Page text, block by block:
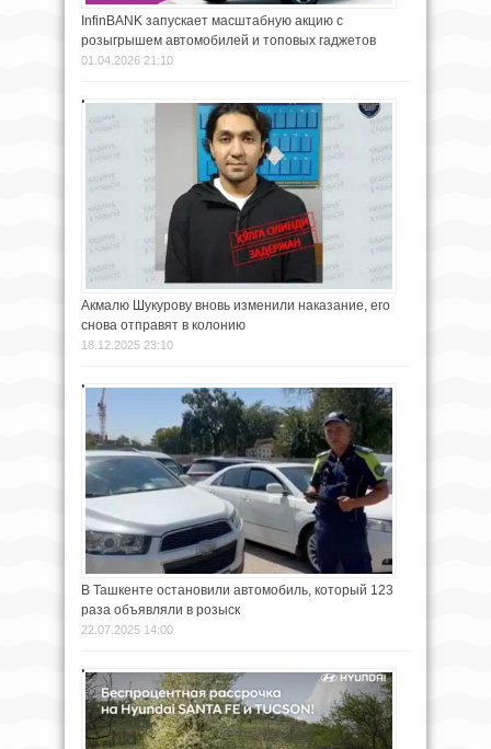
InfinBANK запускает масштабную акцию с
розыгрышем автомобилей и топовых гаджетов
01.04.2026 21:10
Акмалю Шукурову вновь изменили наказание, его
снова отправят в колонию
18.12.2025 23:10
В Ташкенте остановили автомобиль, который 123
раза объявляли в розыск
22.07.2025 14:00